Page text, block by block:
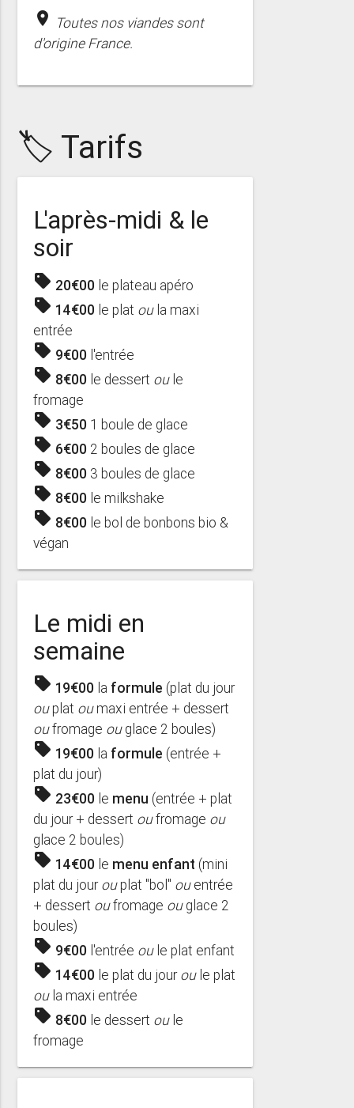
place Toutes nos viandes sont
d'origine France.
🏷️ Tarifs
L'après-midi & le
soir
sell 20€00 le plateau apéro
sell 14€00 le plat oula maxi
entrée
sell 9€00 l'entrée
sell 8€00 le dessert oule
fromage
sell 3€50 1 boule de glace
sell 6€00 2 boules de glace
sell 8€00 3 boules de glace
sell 8€00 le milkshake
sell 8€00 le bol de bonbons bio &
végan
Le midi en
semaine
sell 19€00 la formule (plat du jour
ouplat oumaxi entrée + dessert
oufromage ouglace 2 boules)
sell 19€00 la formule (entrée +
plat du jour)
sell 23€00 le menu (entrée + plat
du jour + dessert oufromage ou
glace 2 boules)
sell 14€00 le menu enfant (mini
plat du jourouplat "bol" ouentrée
+ dessert oufromage ouglace 2
boules)
sell 9€00 l'entrée oule plat enfant
sell 14€00 le plat du jouroule plat
oula maxi entrée
sell 8€00 le dessert oule
fromage